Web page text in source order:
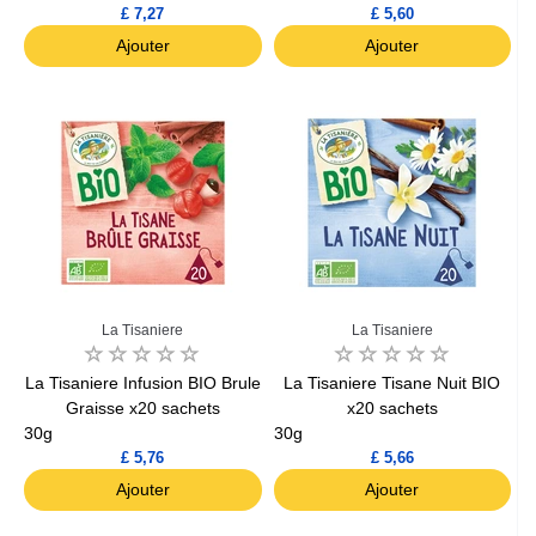
£ 7,27
Ajouter
£ 5,60
Ajouter
La Tisaniere
La Tisaniere Infusion BIO Brule
Graisse x20 sachets
30g
£ 5,76
Ajouter
La Tisaniere
La Tisaniere Tisane Nuit BIO
x20 sachets
30g
£ 5,66
Ajouter